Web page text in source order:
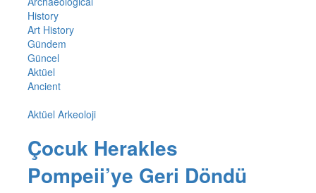
History
Art History
Gündem
Güncel
Aktüel
Ancient
Aktüel Arkeoloji
Çocuk Herakles
Pompeii’ye Geri Döndü